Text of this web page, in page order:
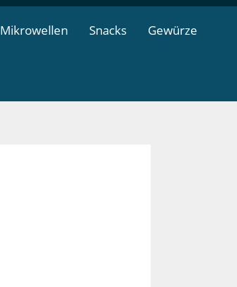
Mikrowellen Snacks Gewürze